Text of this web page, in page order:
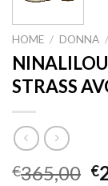
HOME / DONNA /
STRASS
€365,00 €